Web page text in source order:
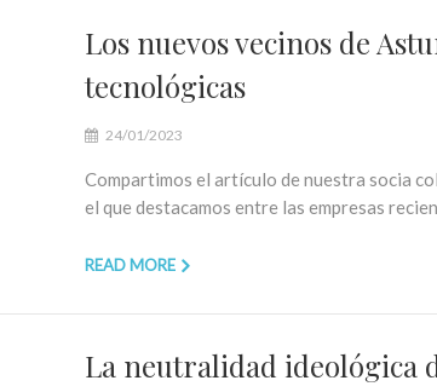
Los nuevos vecinos de
tecnológicas
24/01/2023
Compartimos el artículo de nuestra socia
el que destacamos entre las empresas
READ MORE
La neutralidad ideológica